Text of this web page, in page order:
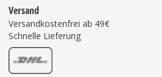
Versand
Versandkostenfrei ab 49€
Schnelle Lieferung